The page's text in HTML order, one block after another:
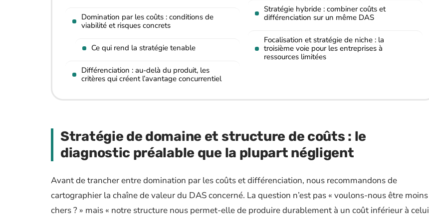
Domination par les coûts : conditions de
viabilité et risques concrets
Ce qui rend la stratégie tenable
Différenciation : au-delà du produit, les
critères qui créent l’avantage concurrentiel
Stratégie hybride : combiner coûts et
différenciation sur un même DAS
Focalisation et stratégie de niche : la
troisième voie pour les entreprises à
ressources limitées
Stratégie de domaine et structure de coûts : le
diagnostic préalable que la plupart négligent
Avant de trancher entre domination par les coûts et différenciation, nous recommandons de
cartographier la chaîne de valeur du DAS concerné. La question n’est pas « voulons-nous être moins
chers ? » mais « notre structure nous permet-elle de produire durablement à un coût inférieur à celui